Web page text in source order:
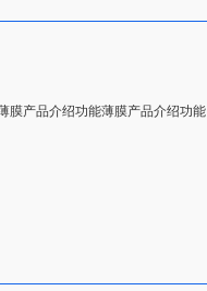
膜产品介绍功能薄膜产品介绍功能